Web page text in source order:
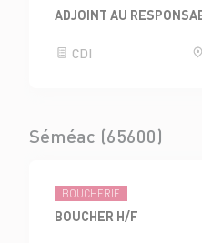
ADJOINT AU
CDI
Séméac (65600)
BOUCHERIE
BOUCHER H/F